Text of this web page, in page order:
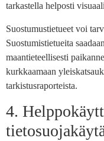
tarkastella helposti
Suostumustietueet voi
Suostumistietueita
maantieteellisesti
kurkkaamaan
tarkistusraporteista.
4.